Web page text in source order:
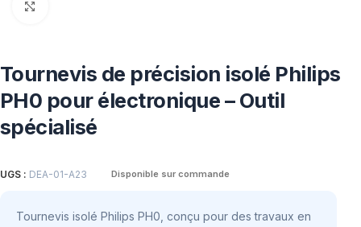
Tournevis de précision isolé Philips
PH0 pour électronique – Outil
spécialisé
UGS : DEA-01-A23 Disponible sur commande
Tournevis isolé Philips PH0, conçu pour des travaux en